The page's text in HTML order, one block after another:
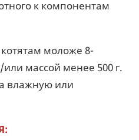
к компонентам
моложе 8-
массой менее 500 г.
влажную или